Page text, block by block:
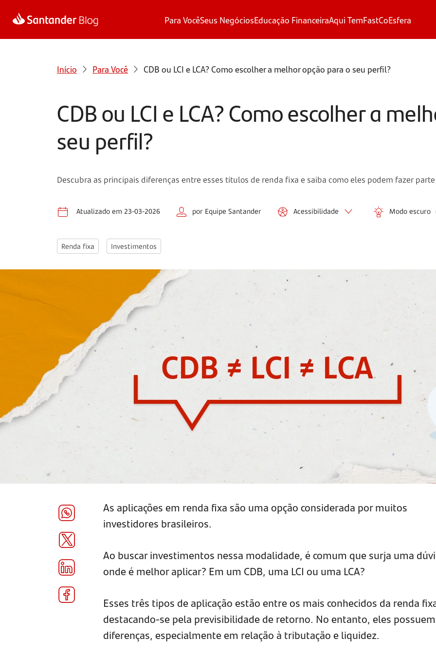
Para VocêSeus NegóciosEducação FinanceiraAqui TemFastCoEsfera
Início Para Você CDB ou LCI e LCA? Como escolher a melhor opção para o seu perfil?
CDB ou LCI e LCA? Como escolher a
seu perfil?
Descubra as principais diferenças entre esses títulos de renda fixa e saiba como eles podem fazer
Atualizado em 23-03-2026 por Equipe Santander Acessibilidade Modo escuro
Renda fixa Investimentos
As aplicações em renda fixa são uma opção considerada por muitos
investidores brasileiros.
Ao buscar investimentos nessa modalidade, é comum que surja uma
onde é melhor aplicar? Em um CDB, uma LCI ou uma LCA?
Esses três tipos de aplicação estão entre os mais conhecidos da renda
destacando-se pela previsibilidade de retorno. No entanto, eles possuem
diferenças, especialmente em relação à tributação e liquidez.